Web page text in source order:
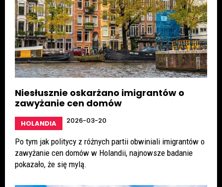
Niesłusznie oskarżano imigrantów o
zawyżanie cen domów
HOLANDIA 2026-03-20
Po tym jak politycy z różnych partii obwiniali imigrantów o
zawyżanie cen domów w Holandii, najnowsze badanie
pokazało, że się mylą.